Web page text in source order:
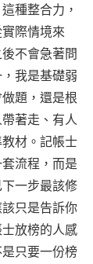
種整合力，
際情境來
不會急著問
我是基礎弱
題，還是根
著走、有人
材。記帳士
流程，而是
一步最該修
只是告訴你
放榜的人感
只要一份榜